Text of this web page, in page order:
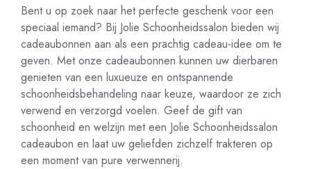
Bent u op zoek naar het perfecte geschenk voor een
speciaal iemand? Bij Jolie Schoonheidssalon bieden wij
cadeaubonnen aan als een prachtig cadeau-idee om te
geven. Met onze cadeaubonnen kunnen uw dierbaren
genieten van een luxueuze en ontspannende
schoonheidsbehandeling naar keuze, waardoor ze zich
verwend en verzorgd voelen. Geef de gift van
schoonheid en welzijn met een Jolie Schoonheidssalon
cadeaubon en laat uw geliefden zichzelf trakteren op
een moment van pure verwennerij.